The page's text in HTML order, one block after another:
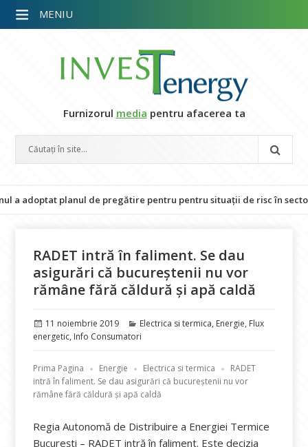
Furnizorul media pentru afacerea ta
planul de pregătire pentru pentru situații de risc în sectorul
RADET intră în faliment. Se dau
asigurări că bucureștenii nu vor
rămâne fără căldură și apă caldă
Publicat
pe
11 noiembrie 2019 Categorii
Electrica si termica, Energie, Flux
energetic, Info Consumatori
Prima Pagina Energie Electrica si termica
RADET
intră în faliment. Se dau asigurări că bucureștenii nu vor
rămâne fără căldură și apă caldă
Regia Autonomă de Distribuire a Energiei Termice
Bucureşti – RADET intră în faliment. Este decizia
MENIU